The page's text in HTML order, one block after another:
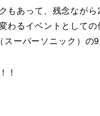
もあって、残念なが
わるイベントとして
ーパーソニック）の
！